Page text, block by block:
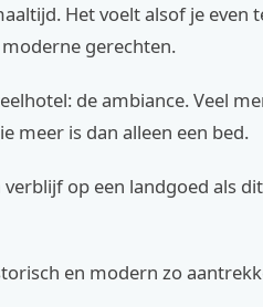
Het voelt alsof je even
gerechten.
de ambiance. Veel
meer is dan alleen een bed.
op een landgoed als
en modern zo